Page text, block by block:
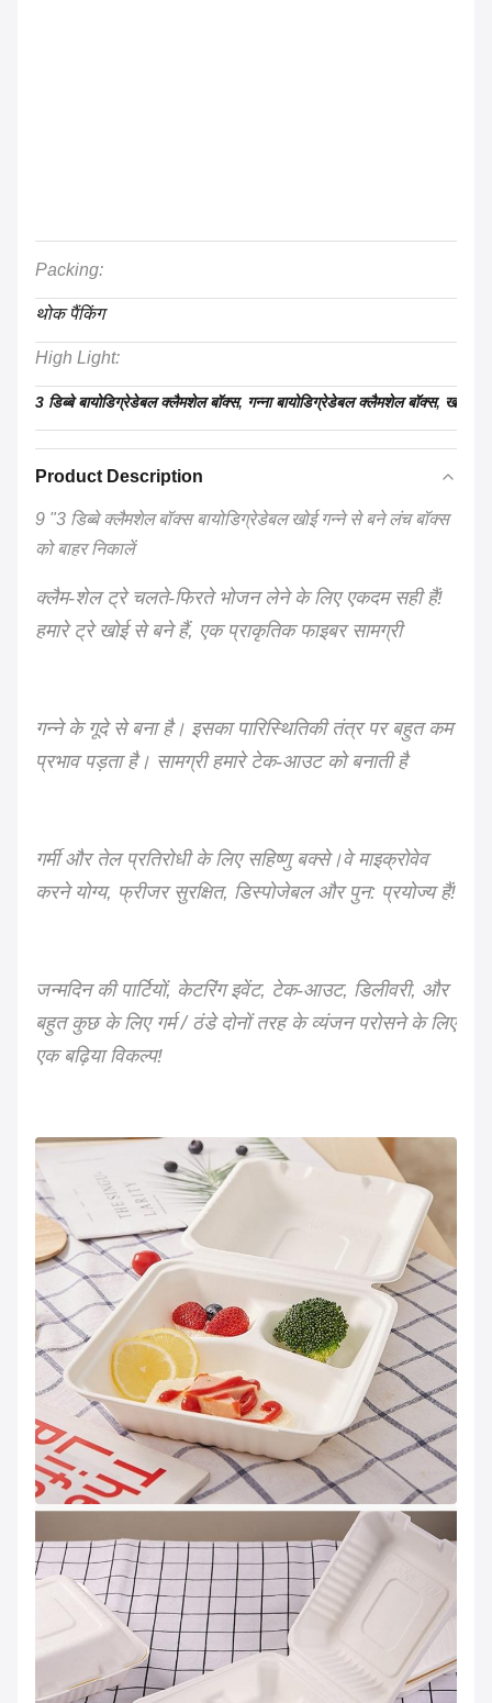
Packing:
थोक पैंकिंग
High Light:
3 डिब्बे बायोडिग्रेडेबल क्लैमशेल बॉक्स, गन्ना बायोडिग्रेडेबल क्लैमशेल बॉक्स, खोई
Product Description
9 "3 डिब्बे क्लैमशेल बॉक्स बायोडिग्रेडेबल खोई गन्ने से बने लंच बॉक्स
को बाहर निकालें
क्लैम-शेल ट्रे चलते-फिरते भोजन लेने के लिए एकदम सही हैं!
हमारे ट्रे खोई से बने हैं, एक प्राकृतिक फाइबर सामग्री
गन्ने के गूदे से बना है। इसका पारिस्थितिकी तंत्र पर बहुत कम
प्रभाव पड़ता है। सामग्री हमारे टेक-आउट को बनाती है
गर्मी और तेल प्रतिरोधी के लिए सहिष्णु बक्से।वे माइक्रोवेव
करने योग्य, फ्रीजर सुरक्षित, डिस्पोजेबल और पुन: प्रयोज्य हैं!
जन्मदिन की पार्टियों, केटरिंग इवेंट, टेक-आउट, डिलीवरी, और
बहुत कुछ के लिए गर्म / ठंडे दोनों तरह के व्यंजन परोसने के लिए
एक बढ़िया विकल्प!